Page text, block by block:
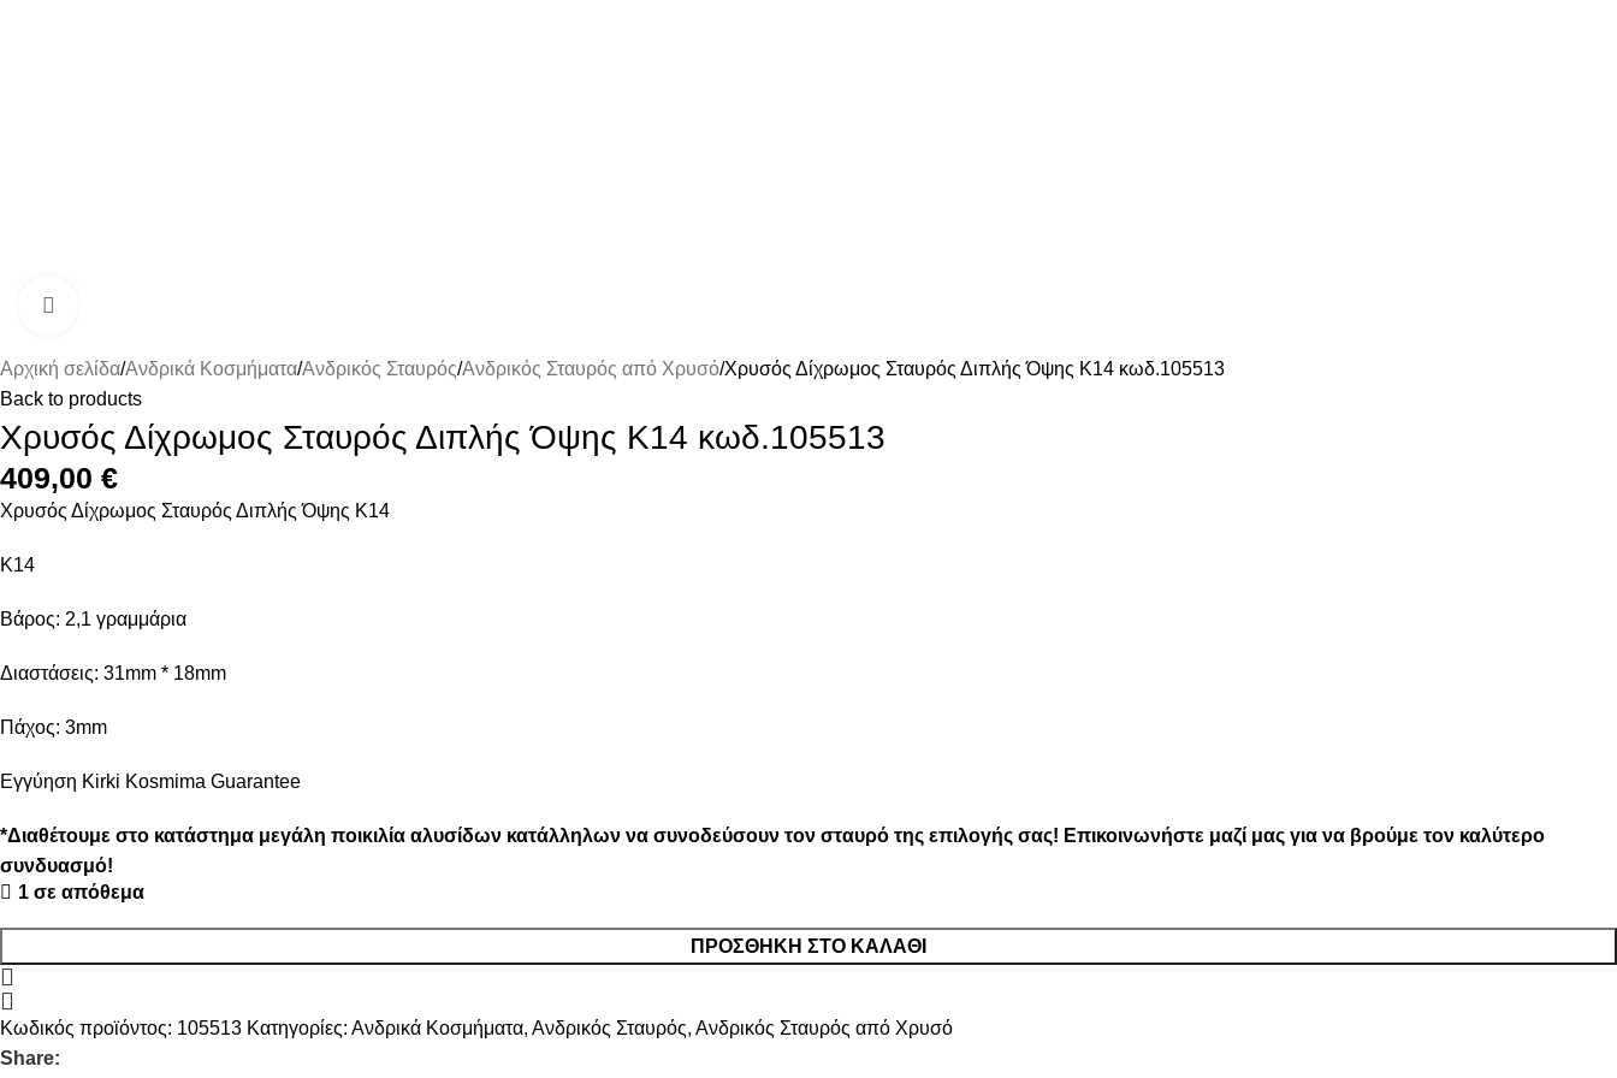
Αρχική σελίδα Ανδρικά Κοσμήματα Ανδρικός Σταυρός Ανδρικός Σταυρός από Χρυσό Χρυσός Δίχρωμος Σταυρός Διπλής Όψης Κ14 κωδ.105513
Back to products
Χρυσός Δίχρωμος Σταυρός Διπλής Όψης Κ14 κωδ.105513
409,00 €
Χρυσός Δίχρωμος Σταυρός Διπλής Όψης Κ14
Κ14
Βάρος: 2,1 γραμμάρια
Διαστάσεις: 31mm * 18mm
Πάχος: 3mm
Εγγύηση Kirki Kosmima Guarantee
*Διαθέτουμε στο κατάστημα μεγάλη ποικιλία αλυσίδων κατάλληλων να συνοδεύσουν τον σταυρό της επιλογής σας! Επικοινωνήστε μαζί μας για να βρούμε τον καλύτερο
συνδυασμό!
1 σε απόθεμα
ΠΡΟΣΘΉΚΗ ΣΤΟ ΚΑΛΆΘΙ
Κωδικός προϊόντος: 105513 Κατηγορίες: Ανδρικά Κοσμήματα, Ανδρικός Σταυρός, Ανδρικός Σταυρός από Χρυσό
Share: